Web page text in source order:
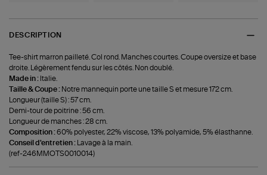
DESCRIPTION
Tee-shirt marron pailleté. Col rond. Manches courtes. Coupe oversize et base
droite. Légèrement fendu sur les côtés. Non doublé.
Made in : Italie.
Taille & Coupe : Notre mannequin porte une taille S et mesure 172 cm.
Longueur (taille S) : 57 cm.
Demi-tour de poitrine : 56 cm.
Longueur de manches : 28 cm.
Composition :60% polyester, 22% viscose, 13% polyamide, 5% élasthanne.
Conseil d'entretien :
Lavage à la main.
(ref-246MMOTS0010014)